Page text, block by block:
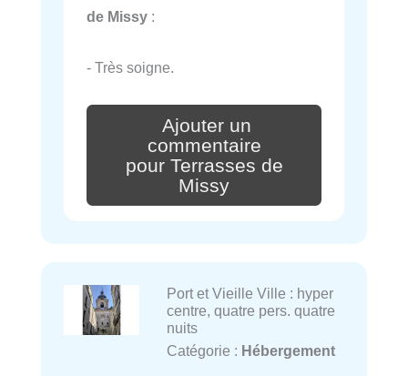
de Missy :
- Très soigne.
Ajouter un
commentaire
pour Terrasses de
Missy
Port et Vieille Ville : hyper
centre, quatre pers. quatre
nuits
Catégorie : Hébergement